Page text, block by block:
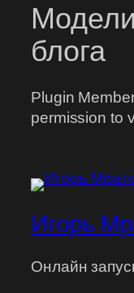
блога
Plugin
permission to
Игорь
Онлайн